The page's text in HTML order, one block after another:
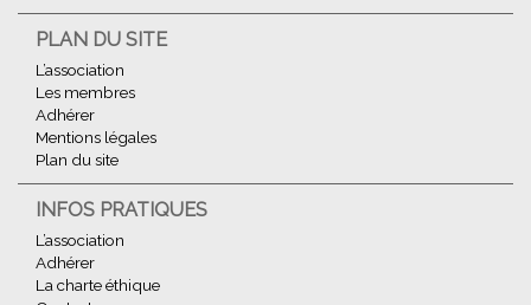
PLAN DU SITE
L’association
Les membres
Adhérer
Mentions légales
Plan du site
INFOS PRATIQUES
L’association
Adhérer
La charte éthique